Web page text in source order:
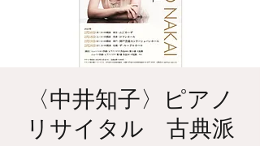
〈中井知子〉ピアノ
リサイタル 古典派